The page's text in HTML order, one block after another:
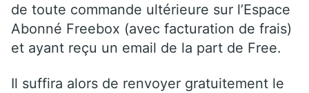
de toute commande ultérieure sur l’Espace
Abonné Freebox (avec facturation de frais)
et ayant reçu un email de la part de Free.
Il suffira alors de renvoyer gratuitement le